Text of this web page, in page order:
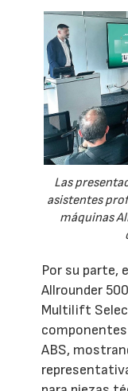
Las
asistentes
máquinas
Por su parte,
Allrounder
Multilift
ABS,